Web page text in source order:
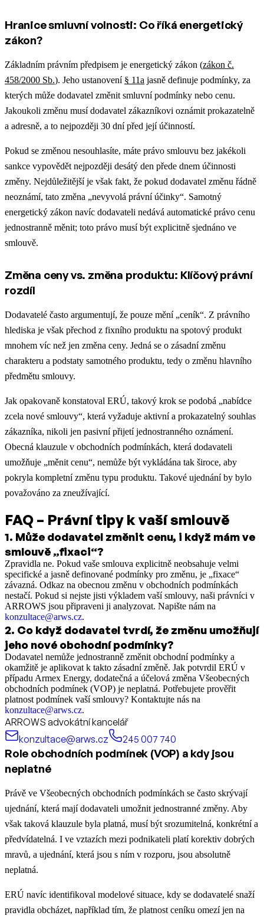
Hranice smluvní volnosti: Co říká energetický
zákon?
Základním právním předpisem je energetický zákon (zákon č.
458/2000 Sb.). Jeho ustanovení § 11a jasně definuje podmínky, za
kterých může dodavatel změnit smluvní podmínky nebo cenu.
Jakoukoli změnu musí dodavatel zákazníkovi oznámit prokazatelně
a adresně, a to nejpozději 30 dní před její účinností.
Pokud se změnou nesouhlasíte, máte právo smlouvu bez jakékoli
sankce vypovědět nejpozději desátý den přede dnem účinnosti
změny. Nejdůležitější je však fakt, že pokud dodavatel změnu řádně
neoznámí, tato změna „nevyvolá právní účinky“. Samotný
energetický zákon navíc dodavateli nedává automatické právo cenu
jednostranně měnit; toto právo musí být explicitně sjednáno ve
smlouvě.
Změna ceny vs. změna produktu: Klíčový právní
rozdíl
Dodavatelé často argumentují, že pouze mění „ceník“. Z právního
hlediska je však přechod z fixního produktu na spotový produkt
mnohem víc než jen změna ceny. Jedná se o zásadní změnu
charakteru a podstaty samotného produktu, tedy o změnu hlavního
předmětu smlouvy.
Jak opakovaně konstatoval ERÚ, takový krok se podobá „nabídce
zcela nové smlouvy“, která vyžaduje aktivní a prokazatelný souhlas
zákazníka, nikoli jen pasivní přijetí jednostranného oznámení.
Obecná klauzule v obchodních podmínkách, která dodavateli
umožňuje „měnit cenu“, nemůže být vykládána tak široce, aby
pokryla kompletní změnu typu produktu. Takové ujednání by bylo
považováno za zneužívající.
FAQ – Právní tipy k vaší smlouvě
1. Může dodavatel změnit cenu, i když mám ve
smlouvě „fixaci“?
Zpravidla ne. Pokud vaše smlouva explicitně neobsahuje velmi
specifické a jasně definované podmínky pro změnu, je „fixace“
závazná. Odkaz na obecnou změnu v obchodních podmínkách
nestačí. Pokud si nejste jisti výkladem vaší smlouvy, naši právníci v
ARROWS jsou připraveni ji analyzovat. Napište nám na
konzultace@arws.cz.
2. Co když dodavatel tvrdí, že změnu umožňují
jeho nové obchodní podmínky?
Dodavatel nemůže jednostranně změnit obchodní podmínky a
okamžitě je aplikovat k takto zásadní změně. Jak potvrdil ERÚ v
případu Armex Energy, dodatečná a účelová změna Všeobecných
obchodních podmínek (VOP) je neplatná. Potřebujete prověřit
platnost podmínek vaší smlouvy? Kontaktujte nás na
konzultace@arws.cz.
ARROWS advokátní kancelář
konzultace@arws.cz
245 007 740
Role obchodních podmínek (VOP) a kdy jsou
neplatné
Právě ve Všeobecných obchodních podmínkách se často skrývají
ujednání, která mají dodavateli umožnit jednostranné změny. Aby
však taková klauzule byla platná, musí být srozumitelná, konkrétní a
předvídatelná. I ve vztazích mezi podnikateli platí korektiv dobrých
mravů, a ujednání, která jsou s ním v rozporu, jsou absolutně
neplatná.
ERÚ navíc identifikoval modelové situace, kdy se dodavatelé snaží
pravidla obcházet, například tím, že platnost ceníku omezí jen na